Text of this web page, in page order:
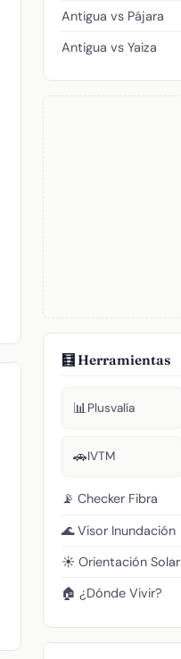
Antigua vs Pájara
Antigua vs Yaiza
🧮 Herramientas
📊Plusvalía
🚗IVTM
📡 Checker Fibra
🌊 Visor Inundación
☀️ Orientación Solar
🏠 ¿Dónde Vivir?